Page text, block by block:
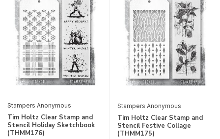
Stampers Anonymous
Tim Holtz Clear Stamp and
Stencil Holiday Sketchbook
(THMM176)
Stampers Anonymous
Tim Holtz Clear Stamp and
Stencil Festive Collage
(THMM175)